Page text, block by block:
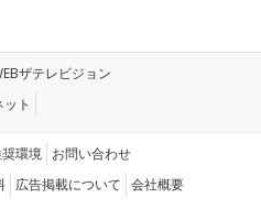
ザテレビジョン
ト
環境 お問い合わせ
広告掲載について 会社概要